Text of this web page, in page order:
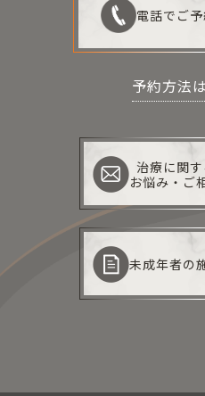
電話でご
予約方法
治療に関す
お悩み・ご
未成年者の